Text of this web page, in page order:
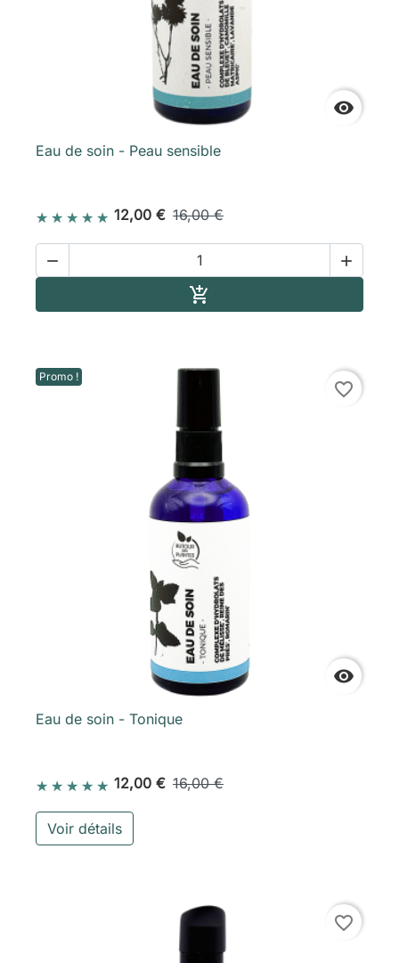

Eau de soin - Peau sensible
12,00 € 16,00 €
 

Promo !

favorite_border
Eau de soin - Tonique
12,00 € 16,00 €
Voir détails
favorite_border